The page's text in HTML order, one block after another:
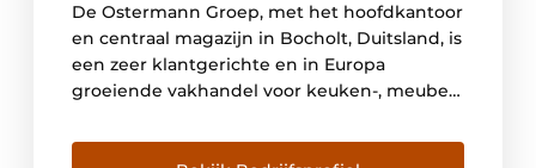
De Ostermann Groep, met het hoofdkantoor
en centraal magazijn in Bocholt, Duitsland, is
een zeer klantgerichte en in Europa
groeiende vakhandel voor keuken-, meubel-
Ostermann marktleider in Europa als het